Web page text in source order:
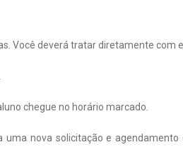
Você deverá tratar diretamente com
chegue no horário marcado.
nova solicitação e